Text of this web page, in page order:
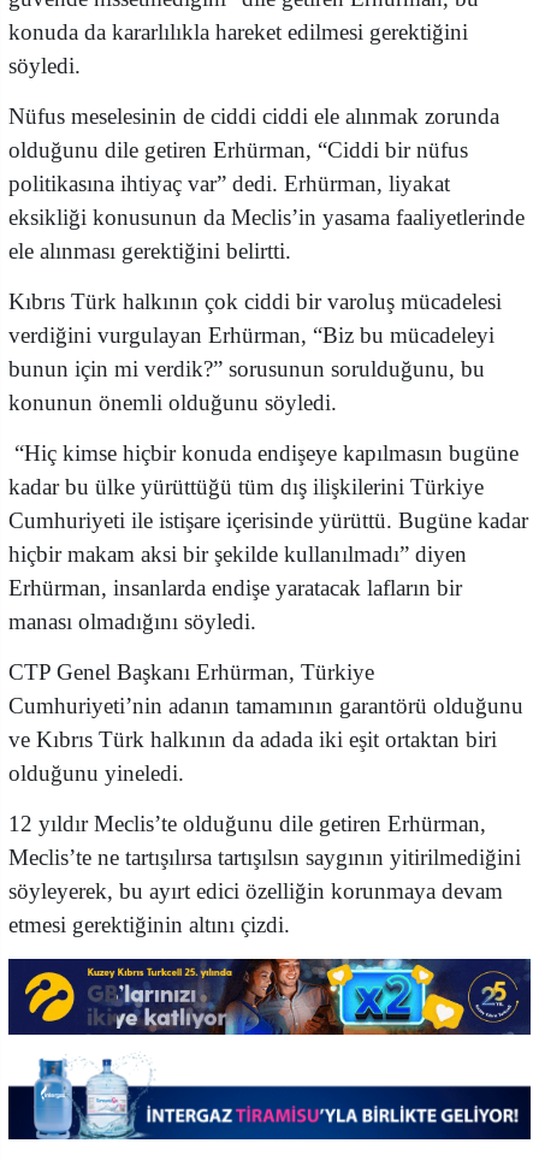
konuda da kararlılıkla hareket edilmesi gerektiğini
söyledi.
Nüfus meselesinin de ciddi ciddi ele alınmak zorunda
olduğunu dile getiren Erhürman, “Ciddi bir nüfus
politikasına ihtiyaç var” dedi. Erhürman, liyakat
eksikliği konusunun da Meclis’in yasama faaliyetlerinde
ele alınması gerektiğini belirtti.
Kıbrıs Türk halkının çok ciddi bir varoluş mücadelesi
verdiğini vurgulayan Erhürman, “Biz bu mücadeleyi
bunun için mi verdik?” sorusunun sorulduğunu, bu
konunun önemli olduğunu söyledi.
“Hiç kimse hiçbir konuda endişeye kapılmasın bugüne
kadar bu ülke yürüttüğü tüm dış ilişkilerini Türkiye
Cumhuriyeti ile istişare içerisinde yürüttü. Bugüne kadar
hiçbir makam aksi bir şekilde kullanılmadı” diyen
Erhürman, insanlarda endişe yaratacak lafların bir
manası olmadığını söyledi.
CTP Genel Başkanı Erhürman, Türkiye
Cumhuriyeti’nin adanın tamamının garantörü olduğunu
ve Kıbrıs Türk halkının da adada iki eşit ortaktan biri
olduğunu yineledi.
12 yıldır Meclis’te olduğunu dile getiren Erhürman,
Meclis’te ne tartışılırsa tartışılsın saygının yitirilmediğini
söyleyerek, bu ayırt edici özelliğin korunmaya devam
etmesi gerektiğinin altını çizdi.